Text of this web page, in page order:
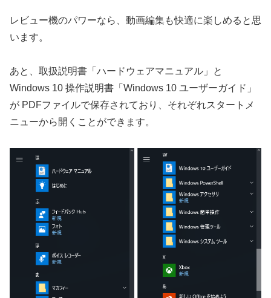
レビュー機のパワーなら、動画編集も快適に楽しめると思
います。
あと、取扱説明書「ハードウェアマニュアル」と
Windows 10 操作説明書「Windows 10 ユーザーガイド」
が PDFファイルで保存されており、それぞれスタートメ
ニューから開くことができます。